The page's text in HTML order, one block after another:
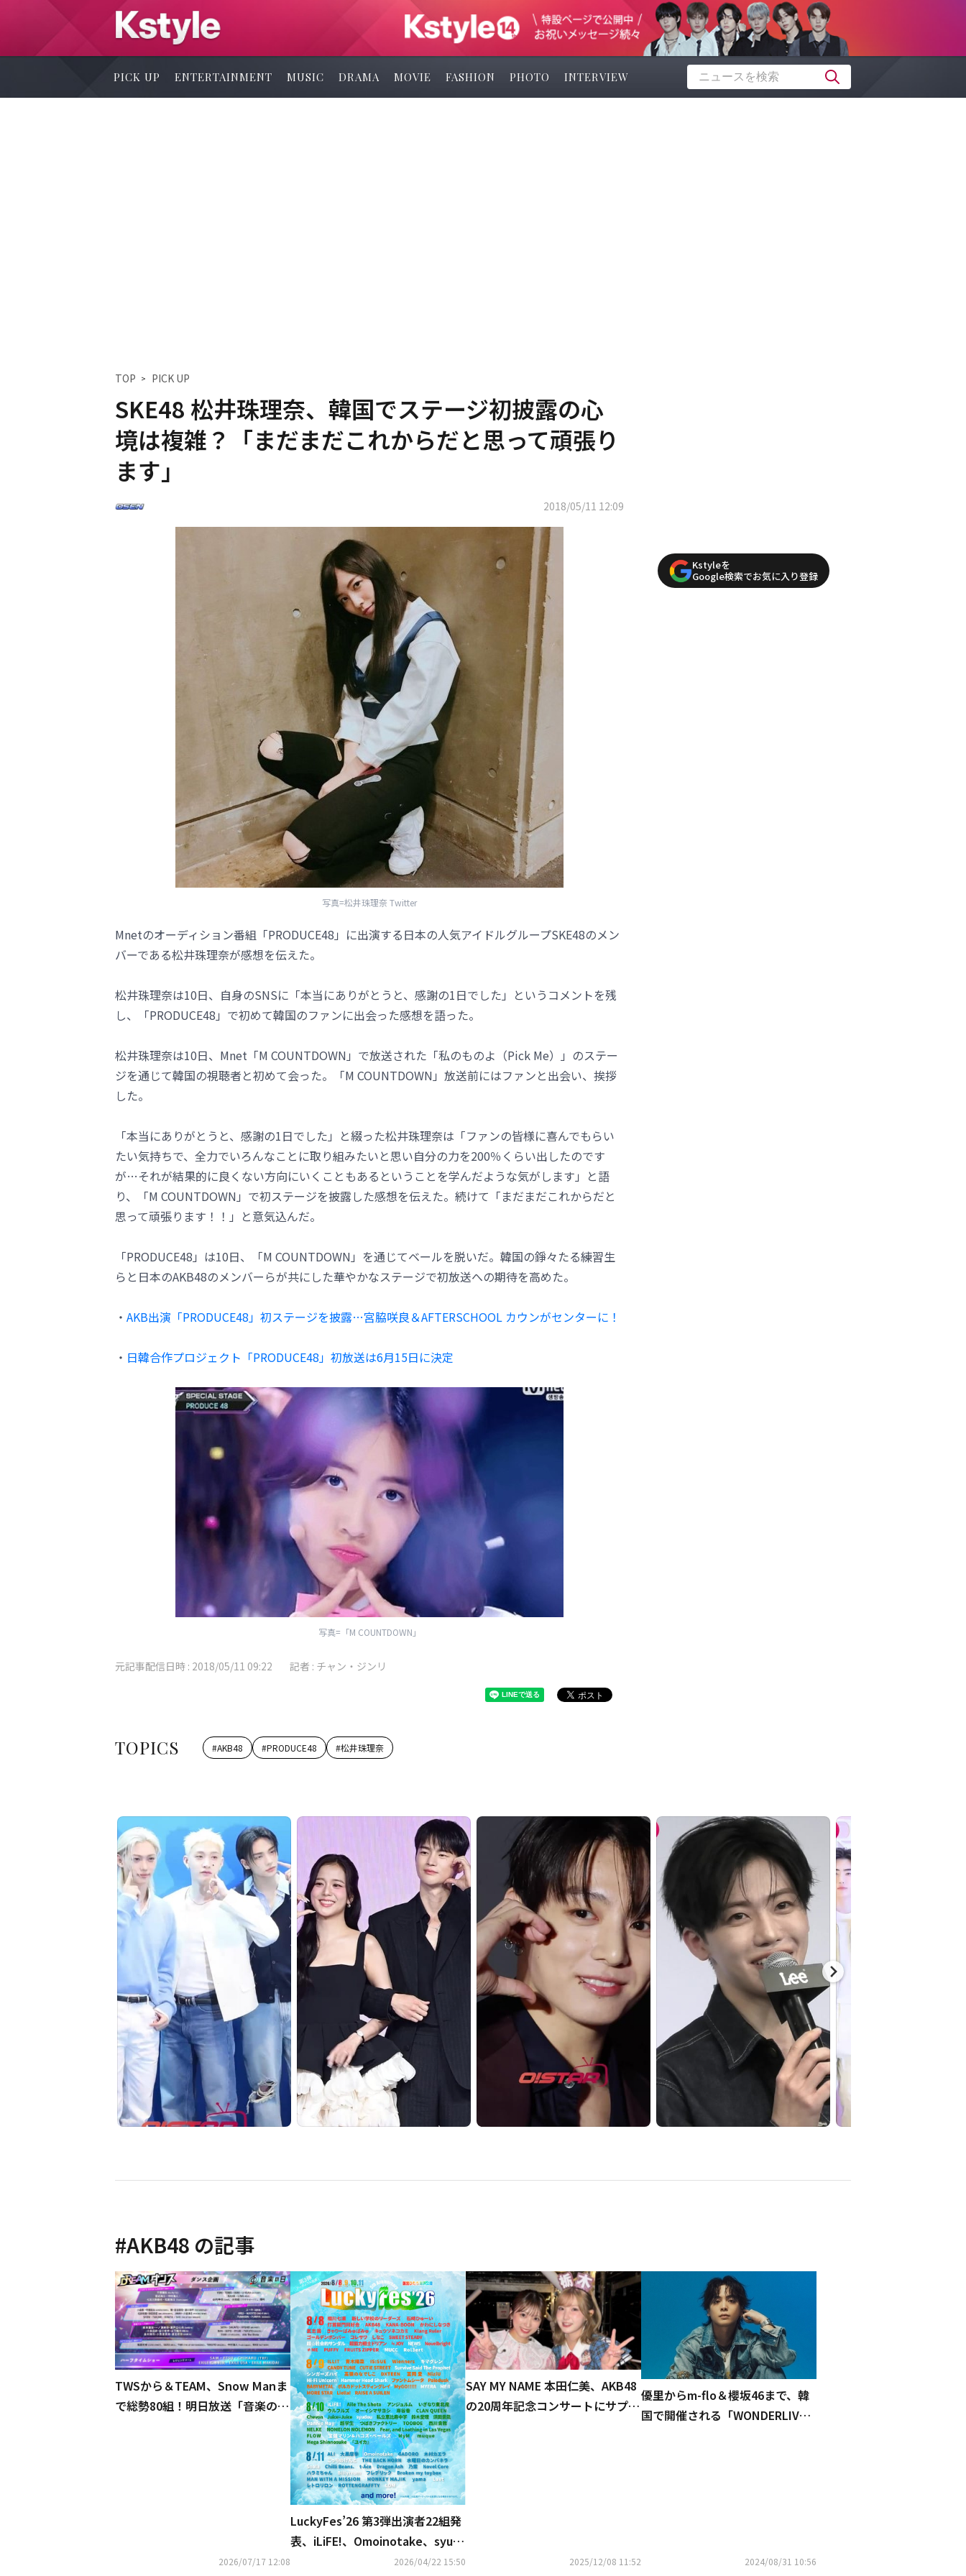
PICK UP ENTERTAINMENT MUSIC DRAMA MOVIE FASHION PHOTO INTERVIEW
TOP PICK UP
SKE48 松井珠理奈、韓国でステージ初披露の心
境は複雑？「まだまだこれからだと思って頑張り
ます」
2018/05/11 12:09
写真=松井珠理奈 Twitter
Mnetのオーディション番組「PRODUCE48」に出演する日本の人気アイドルグループSKE48のメン
バーである松井珠理奈が感想を伝えた。
松井珠理奈は10日、自身のSNSに「本当にありがとうと、感謝の1日でした」というコメントを残
し、「PRODUCE48」で初めて韓国のファンに出会った感想を語った。
松井珠理奈は10日、Mnet「M COUNTDOWN」で放送された「私のものよ（Pick Me）」のステー
ジを通じて韓国の視聴者と初めて会った。「M COUNTDOWN」放送前にはファンと出会い、挨拶
した。
「本当にありがとうと、感謝の1日でした」と綴った松井珠理奈は「ファンの皆様に喜んでもらい
たい気持ちで、全力でいろんなことに取り組みたいと思い自分の力を200％くらい出したのです
が…それが結果的に良くない方向にいくこともあるということを学んだような気がします」と語
り、「M COUNTDOWN」で初ステージを披露した感想を伝えた。続けて「まだまだこれからだと
思って頑張ります！！」と意気込んだ。
「PRODUCE48」は10日、「M COUNTDOWN」を通じてベールを脱いだ。韓国の錚々たる練習生
らと日本のAKB48のメンバーらが共にした華やかなステージで初放送への期待を高めた。
・ AKB出演「PRODUCE48」初ステージを披露…宮脇咲良＆AFTERSCHOOL カウンがセンターに！
・ 日韓合作プロジェクト「PRODUCE48」初放送は6月15日に決定
写真=「M COUNTDOWN」
元記事配信日時 : 2018/05/11 09:22 記者 : チャン・ジンリ
TOPICS #AKB48 #PRODUCE48 #松井珠理奈
Kstyleを
Google検索でお気に入り登録
#AKB48 の記事
TWSから＆TEAM、Snow Manま
で総勢80組！明日放送「音楽の日
2026/07/17 12:08
LuckyFes’26 第3弾出演者22組発
表、iLiFE!、Omoinotake、syud
ou、こっちのけんと、NEWS、宝
2026/04/22 15:50
SAY MY NAME 本田仁美、AKB48
の20周年記念コンサートにサプラ
2025/12/08 11:52
優里からm-flo＆櫻坂46まで、韓
国で開催される「WONDERLIVET
2024/08/31 10:56